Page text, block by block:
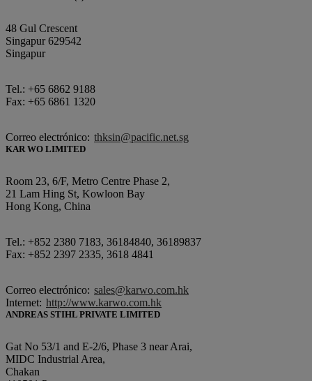
48 Gul Crescent
Singapur 629542
Singapur
Tel.: +65 6862 9188
Fax: +65 6861 1320
Correo electrónico: thksin@pacific.net.sg
KAR WO LIMITED
Room 23, 6/F, Metro Centre Phase 2,
21 Lam Hing St, Kowloon Bay
Hong Kong, China
Tel.: +852 2380 7183, 36184840, 36189837
Fax: +852 2397 2335, 3618 4841
Correo electrónico: sales@karwo.com.hk
Internet: http://www.karwo.com.hk
ANDREAS STIHL PRIVATE LIMITED
Gat No 53/1 and E-2/6, Phase 3 near Arai,
MIDC Industrial Area,
Chakan